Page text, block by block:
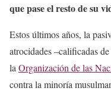
que pase el resto de su
Estos últimos años, la
atrocidades –calificadas
la Organización de las
contra la minoría